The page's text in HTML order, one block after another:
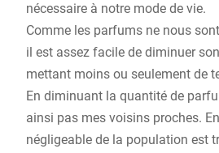
nécessaire à notre mode de vie.
Comme les parfums ne nous
il est assez facile de diminuer
mettant moins ou seulement de
En diminuant la quantité de
ainsi pas mes voisins proches.
négligeable de la population est